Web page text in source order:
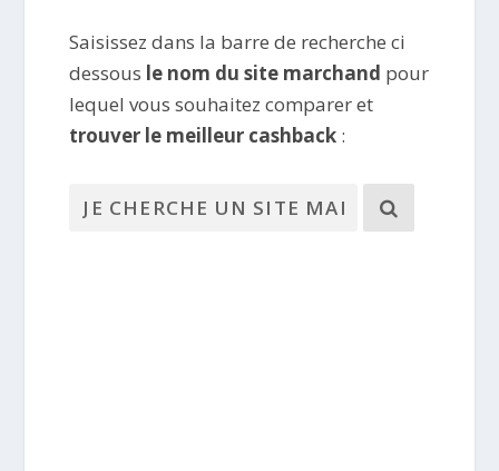
Saisissez dans la barre de recherche ci
dessous le nom du site marchand pour
lequel vous souhaitez comparer et
trouver le meilleur cashback :